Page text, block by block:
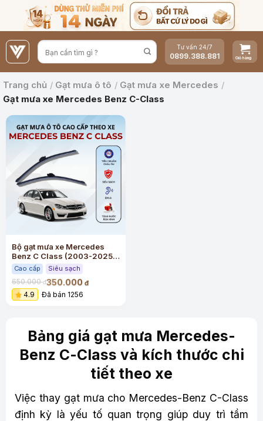
nội
dung
Tư vấn 24/7
0899.388.881
Trang chủ / Gạt mưa ô tô / Gạt mưa xe Mercedes /
Gạt mưa xe Mercedes Benz C-Class
Bộ gạt mưa xe Mercedes
Benz C Class (2003-2025)
siêu sạch siêu êm
Cao cấp Siêu sạch
650.000đ350.000 đ
4.9 Đã bán 1256
Bảng giá gạt mưa Mercedes-
Benz C-Class và kích thước chi
tiết theo xe
Việc thay gạt mưa cho Mercedes-Benz C-Class
định kỳ là yếu tố quan trọng giúp duy trì tầm